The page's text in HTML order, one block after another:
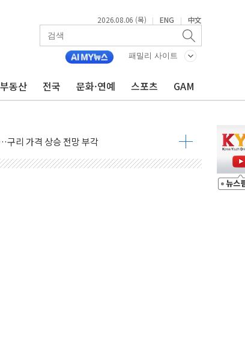
2026.08.06 (목) | ENG | 中文
패밀리 사이트
부동산 전국 문화·연예 스포츠 GAM
' 참가…리모델링 상담 제공
종가가 넘은 건 국경 아닌 '식문화 장벽'
권혼합 펀드 2종 출시
'는 사고 급등주는 팔았다
도체, 메모리 넘어 밸류체인 분산 투자해야"
매도 사이드카 발동
안인증 획득
조 증발...하반기 '환율 역풍' 우려